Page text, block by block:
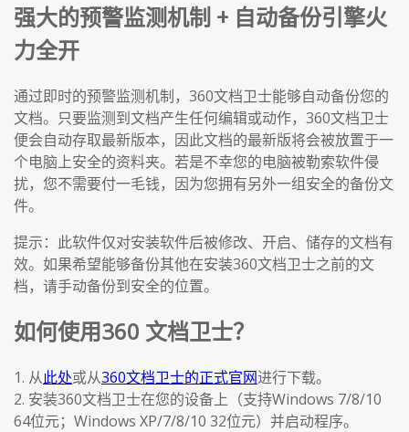
强大的预警监测机制 + 自动备份引擎火
力全开
通过即时的预警监测机制，360文档卫士能够自动备份您的
文档。只要监测到文档产生任何编辑或动作，360文档卫士
便会自动存取最新版本，因此文档的最新版将会被放置于一
个电脑上安全的资料夹。若是不幸您的电脑被勒索软件侵
扰，您不需要付一毛钱，因为您拥有另外一组安全的备份文
件。
提示：此软件仅对安装软件后被修改、开启、储存的文档有
效。如果希望能够备份其他在安装360文档卫士之前的文
档，请手动备份到安全的位置。
如何使用360 文档卫士？
1. 从此处或从360文档卫士的正式官网进行下载。
2. 安装360文档卫士在您的设备上（支持Windows 7/8/10
64位元；Windows XP/7/8/10 32位元）并启动程序。